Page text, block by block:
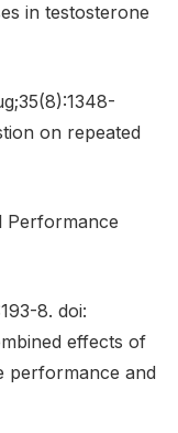
in testosterone
on repeated
Performance
8. doi:
effects of
performance and